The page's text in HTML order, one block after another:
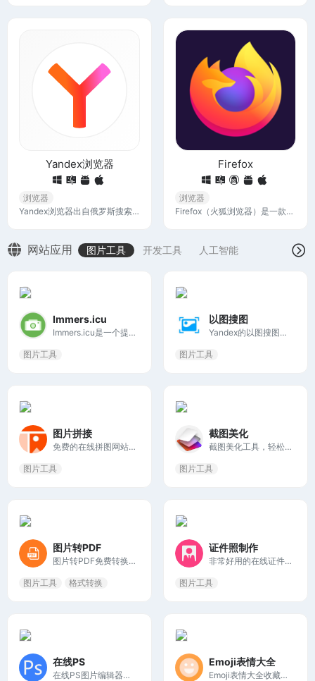
Yandex浏览器
浏览器
Yandex浏览器出自俄罗斯搜索引擎Yandex，是一款免费的网络浏览器，在国外拥有众多的用户，具有界面简洁、浏览速度快、集成快速搜索等特色，无论是可用性还是访问性都十分优秀。
Firefox
浏览器
Firefox（火狐浏览器）是一款功能全面、安全可靠且用户友好的浏览器，由非营利组织 Mozilla 全力开发，Windows、Mac、Linux、Android、与 iOS 版皆可免费下载。
网站应用 图片工具 开发工具 人工智能
Immers.icu
Immers.icu是一个提供相机水印快捷指令合集的网站，允许用户为照片添加各种品牌相机的水印，如徕卡、哈苏、苹果、蔡司、索尼、富士、尼康、佳能等。
图片工具
以图搜图
Yandex的以图搜图功能相对于其他搜索引擎来说是非常突出的，可以夸张的说没有它找不到的图片，而且图片质量都很高，只需丢进去一张图片，就会自动分析找到相似的图片以及图片原始出处。
图片工具
图片拼接
免费的在线拼图网站，提供基础的图片拼接功能，将多张图片按网格或瀑布流风格拼接成一张图。支持无缝拼接，批量添加、拖拽排序等。
图片工具
截图美化
截图美化工具，轻松制作手机、电脑或网站的精美截图，你可以调整阴影、位置、背景色、倾斜角和画面比例等，让截图看起来更精美。
图片工具
图片转PDF
图片转PDF免费转换器可以将JPG、GIF、BMP、PNG和TIFF等格式的图片转换为PDF文件。您可以自定义PDF的尺寸、方向和页边距，在线使用，无需下载或注册。
图片工具 格式转换
证件照制作
非常好用的在线证件照生成器。只需上传一张生活照就能快速裁剪成一寸，两寸证件照。智能抠图更换证件照底色甚至替换服装。需要证件照确又不想跑照相馆？这款工具可以帮到你
图片工具
在线PS
在线PS图片编辑器允许您编辑照片、应用效果、过滤、添加文本、裁剪或调整图片大小。在浏览器中免费进行在线照片编辑！
Emoji表情大全
Emoji表情大全收藏了世界上最大的表情符号，通过强大的搜索功能（按关键字搜索或浏览类别）找到您需要的表情符号。预览任何表情符号，并将其复制到您的文档、消息和社交帖子中。